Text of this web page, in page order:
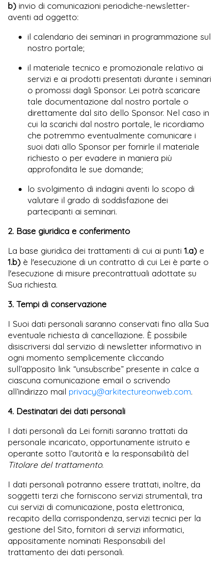
b) invio di comunicazioni periodiche-newsletter-
aventi ad oggetto:
il calendario dei seminari in programmazione sul
nostro portale;
il materiale tecnico e promozionale relativo ai
servizi e ai prodotti presentati durante i seminari
o promossi dagli Sponsor. Lei potrà scaricare
tale documentazione dal nostro portale o
direttamente dal sito dello Sponsor. Nel caso in
cui la scarichi dal nostro portale, le ricordiamo
che potremmo eventualmente comunicare i
suoi dati allo Sponsor per fornirle il materiale
richiesto o per evadere in maniera più
approfondita le sue domande;
lo svolgimento di indagini aventi lo scopo di
valutare il grado di soddisfazione dei
partecipanti ai seminari.
2. Base giuridica e conferimento
La base giuridica dei trattamenti di cui ai punti 1.a) e
1.b) è l'esecuzione di un contratto di cui Lei è parte o
l'esecuzione di misure precontrattuali adottate su
Sua richiesta.
3. Tempi di conservazione
I Suoi dati personali saranno conservati fino alla Sua
eventuale richiesta di cancellazione. È possibile
disiscriversi dal servizio di newsletter informativo in
ogni momento semplicemente cliccando
sull’apposito link “unsubscribe” presente in calce a
ciascuna comunicazione email o scrivendo
all’indirizzo mail privacy@arkitectureonweb.com.
4. Destinatari dei dati personali
I dati personali da Lei forniti saranno trattati da
personale incaricato, opportunamente istruito e
operante sotto l’autorità e la responsabilità del
Titolare del trattamento.
I dati personali potranno essere trattati, inoltre, da
soggetti terzi che forniscono servizi strumentali, tra
cui servizi di comunicazione, posta elettronica,
recapito della corrispondenza, servizi tecnici per la
gestione del Sito, fornitori di servizi informatici,
appositamente nominati Responsabili del
trattamento dei dati personali.